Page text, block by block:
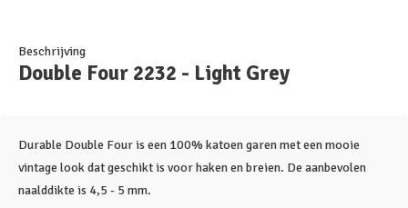
Beschrijving
Double Four 2232 - Light Grey
Durable Double Four is een 100% katoen garen met een mooie
vintage look dat geschikt is voor haken en breien. De aanbevolen
naalddikte is 4,5 - 5 mm.